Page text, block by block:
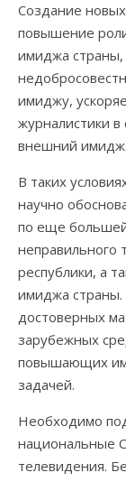
Создание
повышение
имиджа
имиджу,
журналистики
внешний имидж.
В таких
научно
по еще
неправильного
республики, а
имиджа
достоверных
зарубежных
повышающих
задачей.
Необходимо
национальные
телевидения.